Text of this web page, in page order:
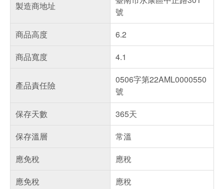
製造商地址
號
商品高度
6.2
商品寬度
4.1
產品責任險
0506字第22AML0000550
號
保存天數
365天
保存溫層
常溫
應免稅
應稅
應免稅
應稅